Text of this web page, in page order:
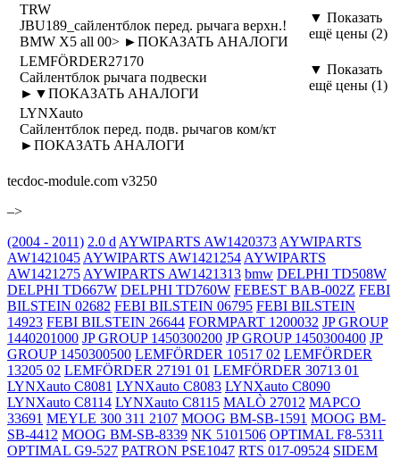
TRW
JBU189_сайлентблок перед. рычага верхн.!
BMW X5 all 00> ►ПОКАЗАТЬ АНАЛОГИ
▼ Показать
ещё цены (2)
LEMFÖRDER27170
Сайлентблок рычага подвески
► ▼ПОКАЗАТЬ АНАЛОГИ
▼ Показать
ещё цены (1)
LYNXauto
Сайлентблок перед. подв. рычагов ком/кт
►ПОКАЗАТЬ АНАЛОГИ
tecdoc-module.com v3250
–>
(2004 - 2011) 2.0 d AYWIPARTS AW1420373 AYWIPARTS
AW1421045 AYWIPARTS AW1421254 AYWIPARTS
AW1421275 AYWIPARTS AW1421313 bmw DELPHI TD508W
DELPHI TD667W DELPHI TD760W FEBEST BAB-002Z FEBI
BILSTEIN 02682 FEBI BILSTEIN 06795 FEBI BILSTEIN
14923 FEBI BILSTEIN 26644 FORMPART 1200032 JP GROUP
1440201000 JP GROUP 1450300200 JP GROUP 1450300400 JP
GROUP 1450300500 LEMFÖRDER 10517 02 LEMFÖRDER
13205 02 LEMFÖRDER 27191 01 LEMFÖRDER 30713 01
LYNXauto C8081 LYNXauto C8083 LYNXauto C8090
LYNXauto C8114 LYNXauto C8115 MALÒ 27012 MAPCO
33691 MEYLE 300 311 2107 MOOG BM-SB-1591 MOOG BM-
SB-4412 MOOG BM-SB-8339 NK 5101506 OPTIMAL F8-5311
OPTIMAL G9-527 PATRON PSE1047 RTS 017-09524 SIDEM